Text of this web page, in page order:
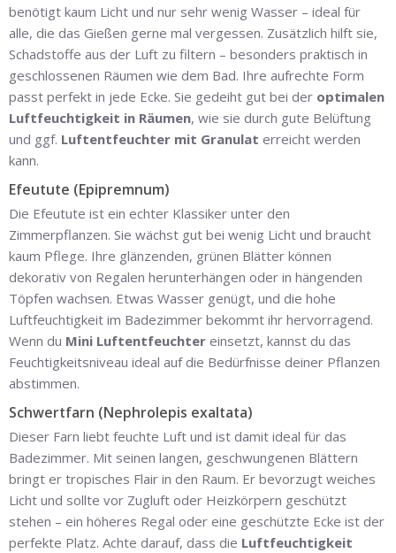
benötigt kaum Licht und nur sehr wenig Wasser – ideal für
alle, die das Gießen gerne mal vergessen. Zusätzlich hilft sie,
Schadstoffe aus der Luft zu filtern – besonders praktisch in
geschlossenen Räumen wie dem Bad. Ihre aufrechte Form
passt perfekt in jede Ecke. Sie gedeiht gut bei der optimalen
Luftfeuchtigkeit in Räumen, wie sie durch gute Belüftung
und ggf. Luftentfeuchter mit Granulat erreicht werden
kann.
Efeutute (Epipremnum)
Die Efeutute ist ein echter Klassiker unter den
Zimmerpflanzen. Sie wächst gut bei wenig Licht und braucht
kaum Pflege. Ihre glänzenden, grünen Blätter können
dekorativ von Regalen herunterhängen oder in hängenden
Töpfen wachsen. Etwas Wasser genügt, und die hohe
Luftfeuchtigkeit im Badezimmer bekommt ihr hervorragend.
Wenn du Mini Luftentfeuchter einsetzt, kannst du das
Feuchtigkeitsniveau ideal auf die Bedürfnisse deiner Pflanzen
abstimmen.
Schwertfarn (Nephrolepis exaltata)
Dieser Farn liebt feuchte Luft und ist damit ideal für das
Badezimmer. Mit seinen langen, geschwungenen Blättern
bringt er tropisches Flair in den Raum. Er bevorzugt weiches
Licht und sollte vor Zugluft oder Heizkörpern geschützt
stehen – ein höheres Regal oder eine geschützte Ecke ist der
perfekte Platz. Achte darauf, dass die Luftfeuchtigkeit